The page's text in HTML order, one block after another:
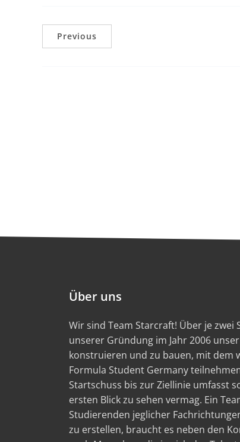
Previous
Über uns
Wir sind Team Starcraft! Über je zwei
unserer Gründung im Jahr 2006
konstruieren und zu bauen, mit dem
Formula Student Germany
Startschuss bis zur Ziellinie umfasst
ersten Blick zu sehen vermag. Ein
Studierenden jeglicher
zu erstellen, braucht es neben den